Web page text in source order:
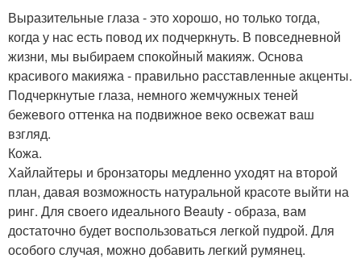
Выразительные глаза - это хорошо, но только тогда,
когда у нас есть повод их подчеркнуть. В повседневной
жизни, мы выбираем спокойный макияж. Основа
красивого макияжа - правильно расставленные акценты.
Подчеркнутые глаза, немного жемчужных теней
бежевого оттенка на подвижное веко освежат ваш
взгляд.
Кожа.
Хайлайтеры и бронзаторы медленно уходят на второй
план, давая возможность натуральной красоте выйти на
ринг. Для своего идеального Beauty - образа, вам
достаточно будет воспользоваться легкой пудрой. Для
особого случая, можно добавить легкий румянец.